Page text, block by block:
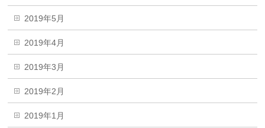
2019年5月
2019年4月
2019年3月
2019年2月
2019年1月